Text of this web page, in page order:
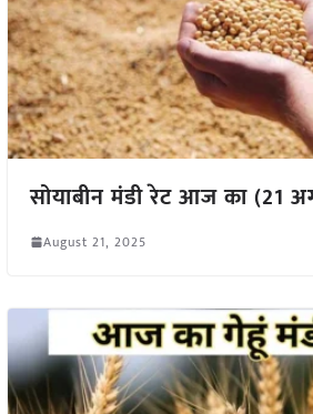
सोयाबीन मंडी रेट आज का (21
August 21, 2025